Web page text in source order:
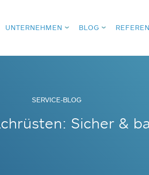
UNTERNEHMEN BLOG
SERVICE-BLOG
Sicher &